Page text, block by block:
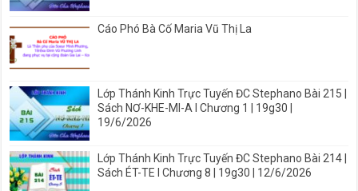
Cáo Phó Bà Cố Maria Vũ Thị La
Lớp Thánh Kinh Trực Tuyến ĐC Stephano Bài 215 |
Sách NƠ-KHE-MI-A I Chương 1 | 19g30 |
19/6/2026
Lớp Thánh Kinh Trực Tuyến ĐC Stephano Bài 214 |
Sách ÉT-TE I Chương 8 | 19g30 | 12/6/2026